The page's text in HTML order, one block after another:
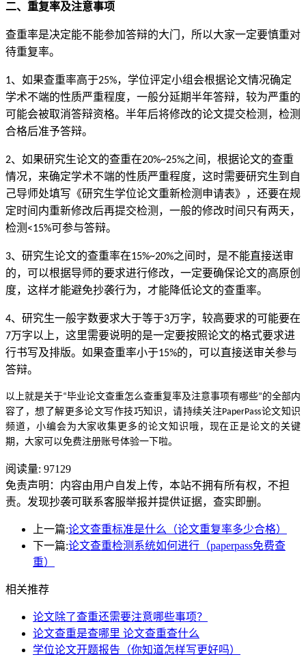
二、重复率及注意事项
查重率是决定能不能参加答辩的大门，所以大家一定要慎重对
待重复率。
1、如果查重率高于25%，学位评定小组会根据论文情况确定
学术不端的性质严重程度，一般分延期半年答辩，较为严重的
可能会被取消答辩资格。半年后将修改的论文提交检测，检测
合格后准予答辩。
2、如果研究生论文的查重在20%~25%之间，根据论文的查重
情况，来确定学术不端的性质严重程度，这时需要研究生到自
己导师处填写《研究生学位论文重新检测申请表》，还要在规
定时间内重新修改后再提交检测，一般的修改时间只有两天，
检测<15%可参与答辩。
3、研究生论文的查重率在15%~20%之间时，是不能直接送审
的，可以根据导师的要求进行修改，一定要确保论文的高原创
度，这样才能避免抄袭行为，才能降低论文的查重率。
4、研究生一般字数要求大于等于3万字，较高要求的可能要在
7万字以上，这里需要说明的是一定要按照论文的格式要求进
行书写及排版。如果查重率小于15%的，可以直接送审关参与
答辩。
以上就是关于“毕业论文查重怎么查重复率及注意事项有哪些”的全部内
容了，想了解更多论文写作技巧知识，请持续关注PaperPass论文知识
频道，小编会为大家收集更多的论文知识哦，现在正是论文的关键
期，大家可以免费注册账号体验一下啦。
阅读量: 97129
免责声明：内容由用户自发上传，本站不拥有所有权，不担
责。发现抄袭可联系客服举报并提供证据，查实即删。
上一篇:论文查重标准是什么（论文重复率多少合格）
下一篇:论文查重检测系统如何进行（paperpass免费查
重）
相关推荐
论文除了查重还需要注意哪些事项？
论文查重是查哪里 论文查重查什么
学位论文开题报告（你知道怎样写更好吗）